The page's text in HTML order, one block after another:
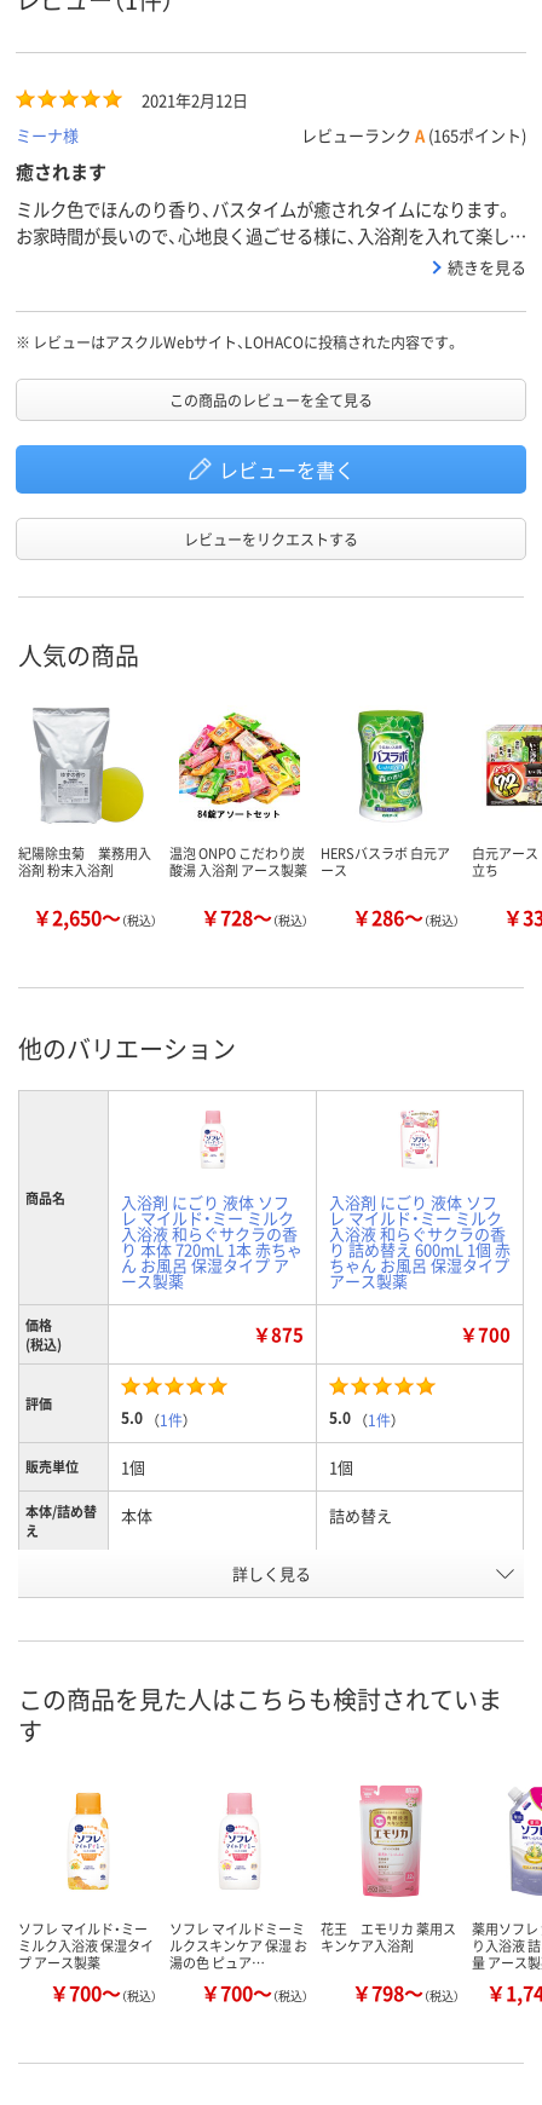
2021年2月12日
ミーナ様
レビューランク A (165ポイント)
癒されます
ミルク色でほんのり香り、バスタイムが癒されタイムになります。
お家時間が長いので、心地良く過ごせる様に、入浴剤を入れて楽しん
続きを見る
※ レビューはアスクルWebサイト、LOHACOに投稿された内容です。
この商品のレビューを全て見る
レビューを書く
レビューをリクエストする
人気の商品
紀陽除虫菊 業務用入
浴剤 粉末入浴剤
￥2,650～（税込）
温泡 ONPO こだわり炭
酸湯 入浴剤 アース製薬
￥728～（税込）
HERSバスラボ 白元ア
ース
￥286～（税込）
白元アー
立ち
￥
他のバリエーション
商品名 入浴剤 にごり 液体 ソフ
レ マイルド・ミー ミルク
入浴液 和らぐサクラの香
り 本体 720mL 1本 赤ちゃ
ん お風呂 保湿タイプ ア
ース製薬
入浴剤 にごり 液体 ソフ
レ マイルド・ミー ミルク
入浴液 和らぐサクラの香
り 詰め替え 600mL 1個 赤
ちゃん お風呂 保湿タイプ
アース製薬
価格
(税込)
￥875 ￥700
評価
5.0 （1件） 5.0 （1件）
販売単位 1個 1個
本体/詰め替
え
本体 詰め替え
和らぐサクラの香り
お届け日
カゴへ カゴへ
詳しく見る
この商品を見た人はこちらも検討されていま
す
ソフレ マイルド・ミー
ミルク入浴液 保湿タイ
プ アース製薬
￥700～（税込）
ソフレ マイルドミーミ
ルクスキンケア 保湿 お
湯の色 ピュア…
￥700～（税込）
花王 エモリカ 薬用ス
キンケア入浴剤
￥798～（税込）
薬用ソフ
り入浴液
量 アース
￥